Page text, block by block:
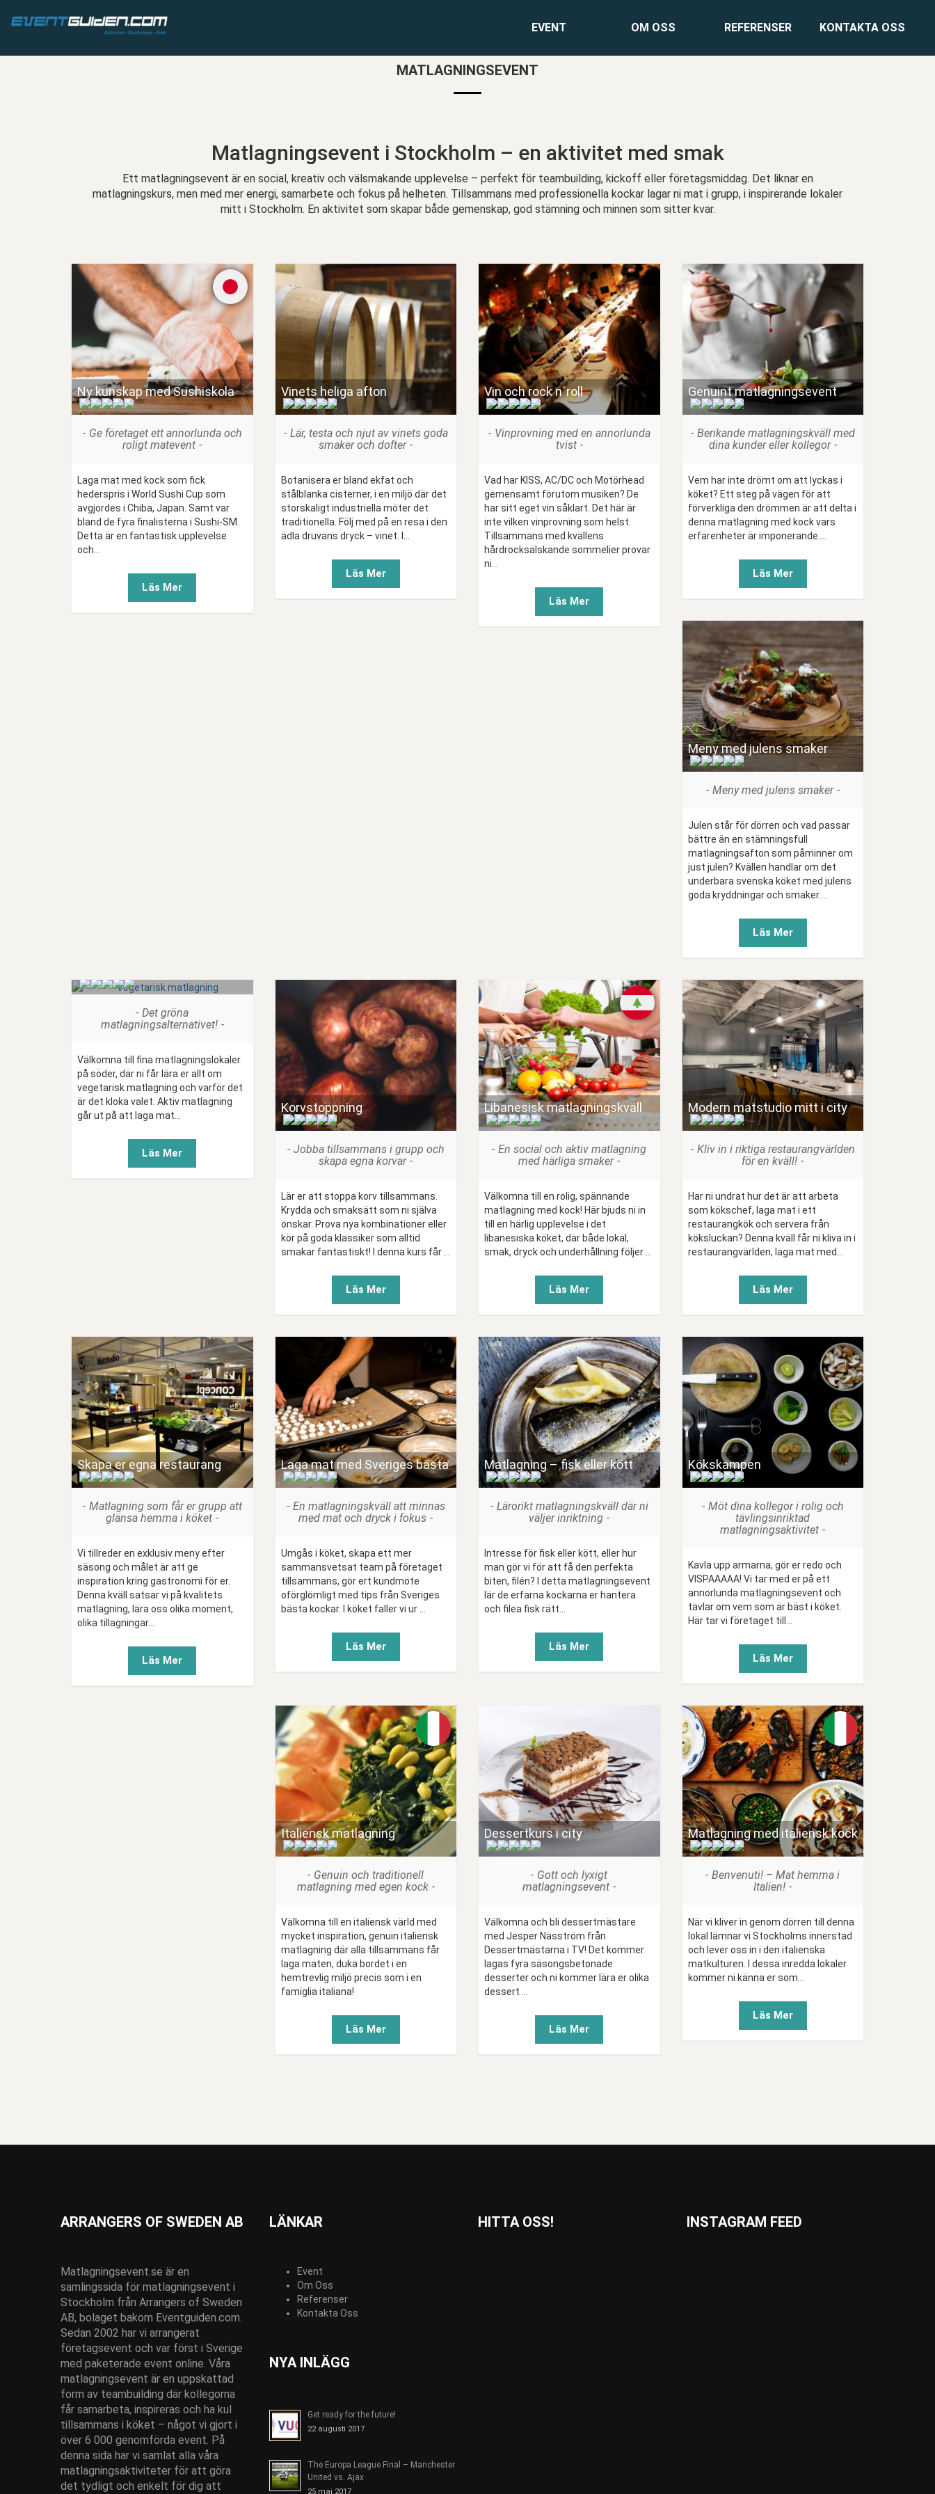
EVENT OM OSS REFERENSER KONTAKTA OSS
MATLAGNINGSEVENT
Matlagningsevent i Stockholm – en aktivitet med smak
Ett matlagningsevent är en social, kreativ och välsmakande upplevelse – perfekt för teambuilding, kickoff eller företagsmiddag. Det liknar en
matlagningskurs, men med mer energi, samarbete och fokus på helheten. Tillsammans med professionella kockar lagar ni mat i grupp, i inspirerande lokaler
mitt i Stockholm. En aktivitet som skapar både gemenskap, god stämning och minnen som sitter kvar.
Ny kunskap med Sushiskola
()
Ge företaget ett annorlunda och
roligt matevent
Laga mat med kock som fick
hederspris i World Sushi Cup som
avgjordes i Chiba, Japan. Samt var
bland de fyra finalisterna i Sushi-SM.
Detta är en fantastisk upplevelse
och...
Läs Mer
Vinets heliga afton
(
Lär, testa och njut av vinets goda
smaker och dofter
Botanisera er bland ekfat och
stålblanka cisterner, i en miljö där det
storskaligt industriella möter det
traditionella. Följ med på en resa i den
ädla druvans dryck – vinet. I...
Läs Mer
Vin och rock n´roll
()
Vinprovning med en annorlunda
tvist
Vad har KISS, AC/DC och Motörhead
gemensamt förutom musiken? De
har sitt eget vin såklart. Det här är
inte vilken vinprovning som helst.
Tillsammans med kvällens
hårdrocksälskande sommelier provar
ni...
Läs Mer
Genuint matlagningsevent
( )
Berikande matlagningskväll med
dina kunder eller kollegor
Vem har inte drömt om att lyckas i
köket? Ett steg på vägen för att
förverkliga den drömmen är att delta i
denna matlagning med kock vars
erfarenheter är imponerande....
Läs Mer
Meny med julens smaker
(
Meny med julens smaker
Julen står för dörren och vad passar
bättre än en stämningsfull
matlagningsafton som påminner om
just julen? Kvällen handlar om det
underbara svenska köket med julens
goda kryddningar och smaker....
Läs Mer
(
Det gröna
matlagningsalternativet!
Välkomna till fina matlagningslokaler
på söder, där ni får lära er allt om
vegetarisk matlagning och varför det
är det kloka valet. Aktiv matlagning
går ut på att laga mat...
Läs Mer
Korvstoppning
()
Jobba tillsammans i grupp och
skapa egna korvar
Lär er att stoppa korv tillsammans.
Krydda och smaksätt som ni själva
önskar. Prova nya kombinationer eller
kör på goda klassiker som alltid
smakar fantastiskt! I denna kurs får ...
Läs Mer
Libanesisk matlagningskväll
()
En social och aktiv matlagning
med härliga smaker
Välkomna till en rolig, spännande
matlagning med kock! Här bjuds ni in
till en härlig upplevelse i det
libanesiska köket, där både lokal,
smak, dryck och underhållning följer ...
Läs Mer
Modern matstudio mitt i city
()
Kliv in i riktiga restaurangvärlden
för en kväll!
Har ni undrat hur det är att arbeta
som kökschef, laga mat i ett
restaurangkök och servera från
köksluckan? Denna kväll får ni kliva in i
restaurangvärlden, laga mat med...
Läs Mer
Skapa er egna restaurang
(
Matlagning som får er grupp att
glänsa hemma i köket
Vi tillreder en exklusiv meny efter
säsong och målet är att ge
inspiration kring gastronomi för er.
Denna kväll satsar vi på kvalitets
matlagning, lära oss olika moment,
olika tillagningar...
Läs Mer
Laga mat med Sveriges bästa
()
En matlagningskväll att minnas
med mat och dryck i fokus
Umgås i köket, skapa ett mer
sammansvetsat team på företaget
tillsammans, gör ert kundmöte
oförglömligt med tips från Sveriges
bästa kockar. I köket faller vi ur ...
Läs Mer
Matlagning – fisk eller kött
( )
Lärorikt matlagningskväll där ni
väljer inriktning
Intresse för fisk eller kött, eller hur
man gör vi för att få den perfekta
biten, filén? I detta matlagningsevent
lär de erfarna kockarna er hantera
och filea fisk rätt...
Läs Mer
Kökskampen
(
Möt dina kollegor i rolig och
tävlingsinriktad
matlagningsaktivitet
Kavla upp armarna, gör er redo och
VISPAAAAA! Vi tar med er på ett
annorlunda matlagningsevent och
tävlar om vem som är bäst i köket.
Här tar vi företaget till...
Läs Mer
Italiensk matlagning
()
Genuin och traditionell
matlagning med egen kock
Välkomna till en italiensk värld med
mycket inspiration, genuin italiensk
matlagning där alla tillsammans får
laga maten, duka bordet i en
hemtrevlig miljö precis som i en
famiglia italiana!
Läs Mer
Dessertkurs i city
(
Gott och lyxigt
matlagningsevent
Välkomna och bli dessertmästare
med Jesper Näsström från
Dessertmästarna i TV! Det kommer
lagas fyra säsongsbetonade
desserter och ni kommer lära er olika
dessert ...
Läs Mer
Matlagning med italiensk kock
()
Benvenuti! – Mat hemma i
Italien!
När vi kliver in genom dörren till denna
lokal lämnar vi Stockholms innerstad
och lever oss in i den italienska
matkulturen. I dessa inredda lokaler
kommer ni känna er som...
Läs Mer
ARRANGERS OF SWEDEN AB
Matlagningsevent.se är en
samlingssida för matlagningsevent i
Stockholm från Arrangers of Sweden
AB, bolaget bakom Eventguiden.com.
Sedan 2002 har vi arrangerat
företagsevent och var först i Sverige
med paketerade event online. Våra
matlagningsevent är en uppskattad
form av teambuilding där kollegorna
får samarbeta, inspireras och ha kul
tillsammans i köket – något vi gjort i
över 6 000 genomförda event. På
denna sida har vi samlat alla våra
matlagningsaktiviteter för att göra
det tydligt och enkelt för dig att
LÄNKAR
Event
Om Oss
Referenser
Kontakta Oss
NYA INLÄGG
Get ready for the future!
22 augusti 2017
The Europa League Final – Manchester
United vs. Ajax
25 maj 2017
HITTA OSS! INSTAGRAM FEED